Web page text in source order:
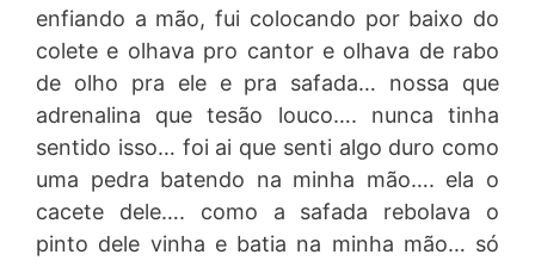
enfiando a mão, fui colocando por baixo do
colete e olhava pro cantor e olhava de rabo
de olho pra ele e pra safada… nossa que
adrenalina que tesão louco…. nunca tinha
sentido isso… foi ai que senti algo duro como
uma pedra batendo na minha mão…. ela o
cacete dele…. como a safada rebolava o
pinto dele vinha e batia na minha mão… só